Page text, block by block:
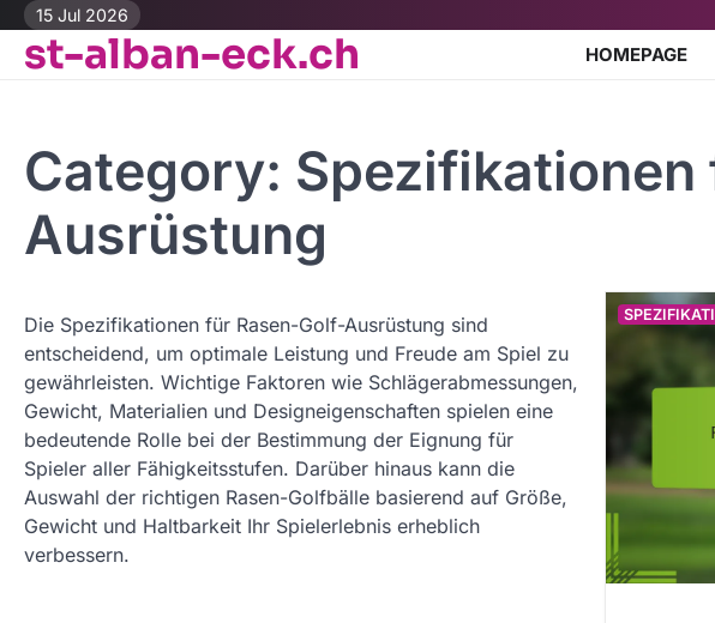
Skip
content
15 Jul 2026
st-alban-eck.ch HOMEPAGE
Category: Spezifikationen
Ausrüstung
Die Spezifikationen für Rasen-Golf-Ausrüstung sind
entscheidend, um optimale Leistung und Freude am Spiel zu
gewährleisten. Wichtige Faktoren wie Schlägerabmessungen,
Gewicht, Materialien und Designeigenschaften spielen eine
bedeutende Rolle bei der Bestimmung der Eignung für
Spieler aller Fähigkeitsstufen. Darüber hinaus kann die
Auswahl der richtigen Rasen-Golfbälle basierend auf Größe,
Gewicht und Haltbarkeit Ihr Spielerlebnis erheblich
verbessern.